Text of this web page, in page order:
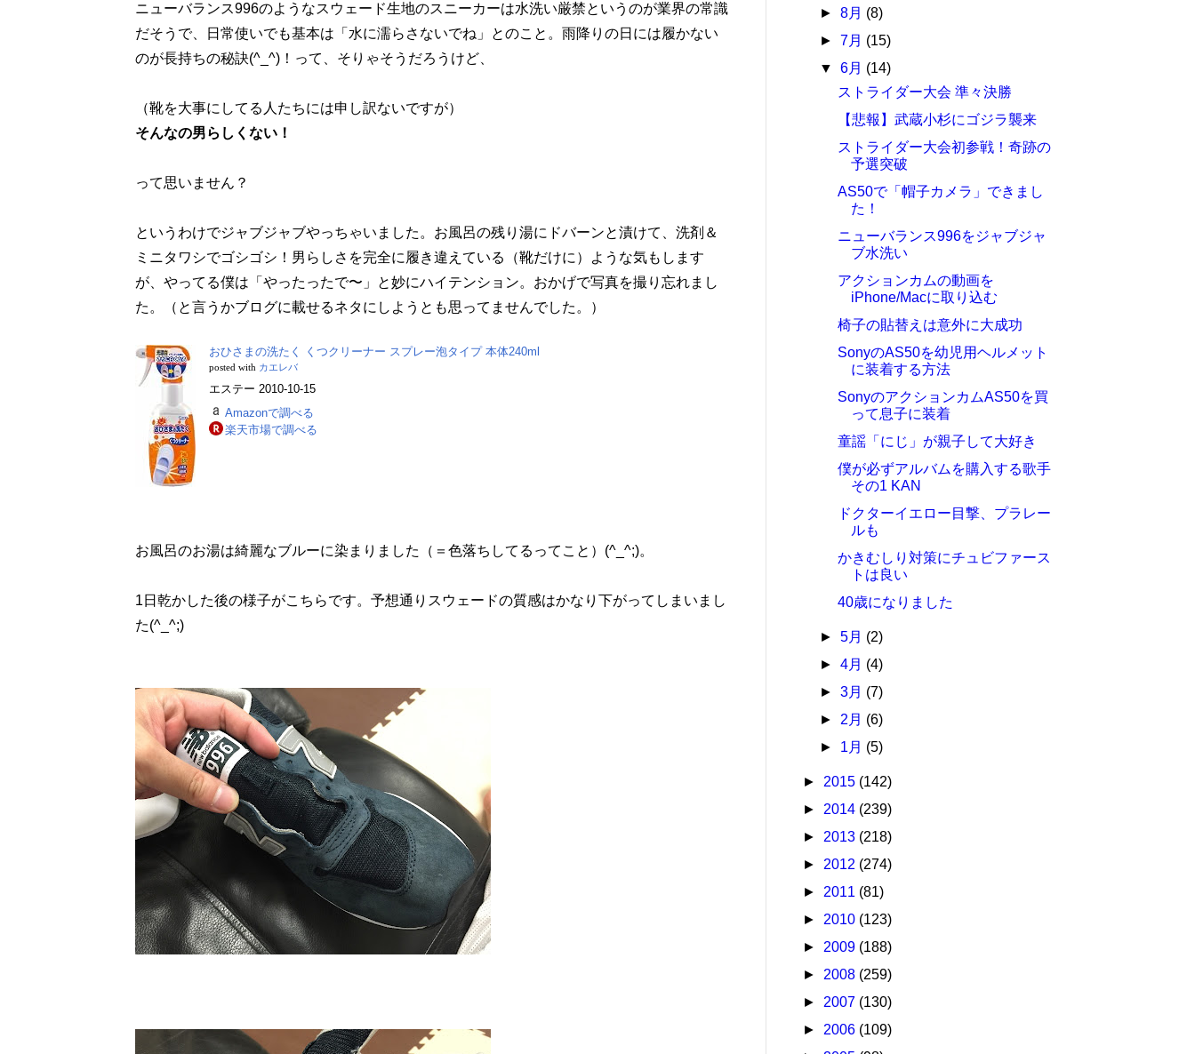
ニューバランス996のようなスウェード生地のスニーカーは水洗い厳禁というのが業界の常識
だそうで、日常使いでも基本は「水に濡らさないでね」とのこと。雨降りの日には履かない
のが長持ちの秘訣(^_^)！って、そりゃそうだろうけど、
（靴を大事にしてる人たちには申し訳ないですが）
そんなの男らしくない！
って思いません？
というわけでジャブジャブやっちゃいました。お風呂の残り湯にドバーンと漬けて、洗剤＆
ミニタワシでゴシゴシ！男らしさを完全に履き違えている（靴だけに）ような気もします
が、やってる僕は「やったったで〜」と妙にハイテンション。おかげで写真を撮り忘れまし
た。（と言うかブログに載せるネタにしようとも思ってませんでした。）
おひさまの洗たく くつクリーナー スプレー泡タイプ 本体240ml
posted with カエレバ
エステー 2010-10-15
Amazonで調べる
楽天市場で調べる
お風呂のお湯は綺麗なブルーに染まりました（＝色落ちしてるってこと）(^_^;)。
1日乾かした後の様子がこちらです。予想通りスウェードの質感はかなり下がってしまいまし
た(^_^;)
►8月 (8)
►7月 (15)
▼6月 (14)
ストライダー大会 準々決勝
【悲報】武蔵小杉にゴジラ襲来
ストライダー大会初参戦！奇跡の
予選突破
AS50で「帽子カメラ」できまし
た！
ニューバランス996をジャブジャ
ブ水洗い
アクションカムの動画を
iPhone/Macに取り込む
椅子の貼替えは意外に大成功
SonyのAS50を幼児用ヘルメット
に装着する方法
SonyのアクションカムAS50を買
って息子に装着
童謡「にじ」が親子して大好き
僕が必ずアルバムを購入する歌手
その1 KAN
ドクターイエロー目撃、プラレー
ルも
かきむしり対策にチュビファース
トは良い
40歳になりました
►5月 (2)
►4月 (4)
►3月 (7)
► 2月 (6)
► 1月 (5)
► 2015 (142)
► 2014 (239)
► 2013 (218)
► 2012 (274)
► 2011 (81)
► 2010 (123)
► 2009 (188)
► 2008 (259)
► 2007 (130)
► 2006 (109)